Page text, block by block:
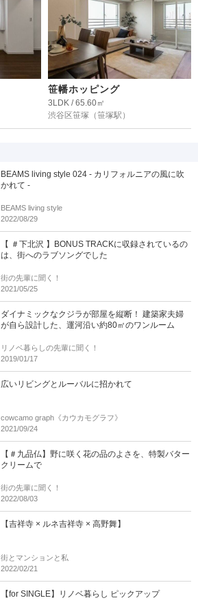
笹幡ホッピング
3LDK / 65.60㎡
渋谷区笹塚 （笹塚駅）
BEAMS living style 024 - カリフォルニアの風に吹
かれて -
BEAMS living style
2022/08/29
【 ＃下北沢 】BONUS TRACKに収録されているの
は、街へのラブソングでした
街の先輩に聞く！
2021/05/25
ダイナミックなクジラが部屋を縦断！ 建築家夫婦
が自ら設計した、運河沿い約80㎡のワンルーム
リノベ暮らしの先輩に聞く！
2019/01/17
広いリビングとルーバルに招かれて
cowcamo graph《カウカモグラフ》
2021/09/24
【＃九品仏】野に咲く花の品のよさを、特製バター
クリームで
街の先輩に聞く！
2022/08/03
【吉祥寺 × ルネ吉祥寺 × 高野舞】
街とマンションと私
2022/02/21
【for SINGLE】リノベ暮らし ピックアップ